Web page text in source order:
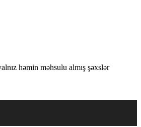
həmin məhsulu almış şəxslər